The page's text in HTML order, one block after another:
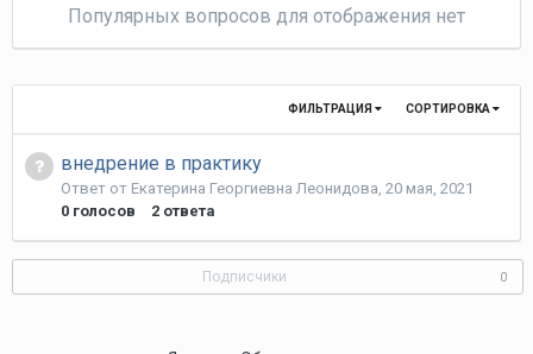
Популярных вопросов для отображения нет
СОРТИРОВКА
ФИЛЬТРАЦИЯ
внедрение в практику
Ответ от Екатерина Георгиевна Леонидова, 20 мая, 2021
0 голосов 2 ответа
Подписчики 0